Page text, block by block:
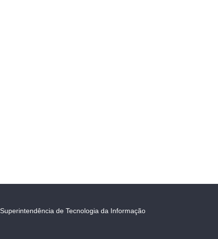
Superintendência de Tecnologia da Informação